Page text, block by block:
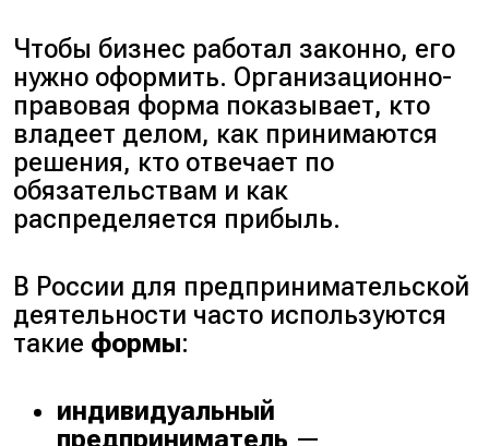
Чтобы бизнес работал законно, его
нужно оформить. Организационно-
правовая форма показывает, кто
владеет делом, как принимаются
решения, кто отвечает по
обязательствам и как
распределяется прибыль.
В России для предпринимательской
деятельности часто используются
такие формы:
индивидуальный